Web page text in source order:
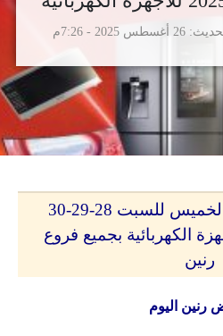
26 أغسطس 2025 - 7:26م
عروض رنين اليوم الخميس للسبت 28-29-30
2025 للاجهزة الكهربائية بجميع فروع
رنين
رنين اليوم